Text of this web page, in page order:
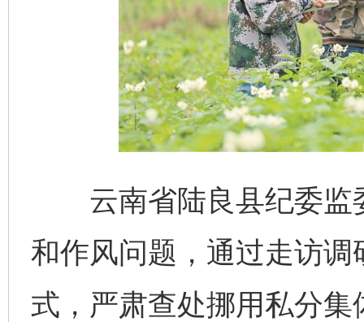
云南省陆良县纪委监
和作风问题，通过走访
式，严肃查处挪用私分